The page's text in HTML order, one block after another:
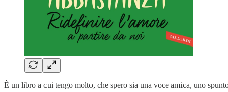
È un libro a cui tengo molto, che spero sia una voce amica, uno